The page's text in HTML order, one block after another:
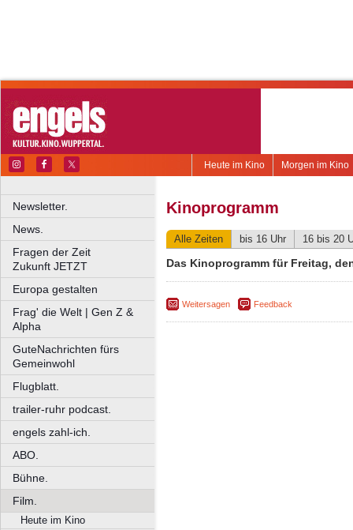
Morgen im Kino
Heute im Kino
Newsletter.
News.
Fragen der Zeit
Zukunft JETZT
Europa gestalten
Frag' die Welt | Gen Z &
Alpha
GuteNachrichten fürs
Gemeinwohl
Flugblatt.
trailer-ruhr podcast.
engels zahl-ich.
ABO.
Bühne.
Film.
Heute im Kino
Kinoprogramm
Alle Zeiten bis 16 Uhr 16 bis 20
Das Kinoprogramm für Freitag,
Weitersagen Feedback